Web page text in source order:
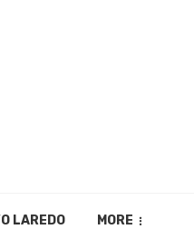
LAREDO MORE